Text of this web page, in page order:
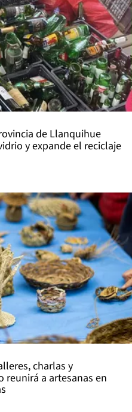
de Llanquihue
y expande el reciclaje
charlas y
reunirá a artesanas en